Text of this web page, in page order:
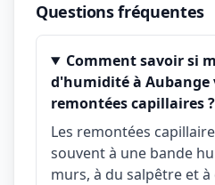
Questions fréquentes
Comment savoir si
d'humidité à Aubange
remontées capillaires ?
Les remontées
souvent à une bande
murs, à du salpêtre et